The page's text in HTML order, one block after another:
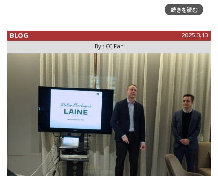
い。 早速届いたナノ・フドロワイアントEWTを拝見。グルー
続きを読む
BLOG 2025.3.13
By : CC Fan